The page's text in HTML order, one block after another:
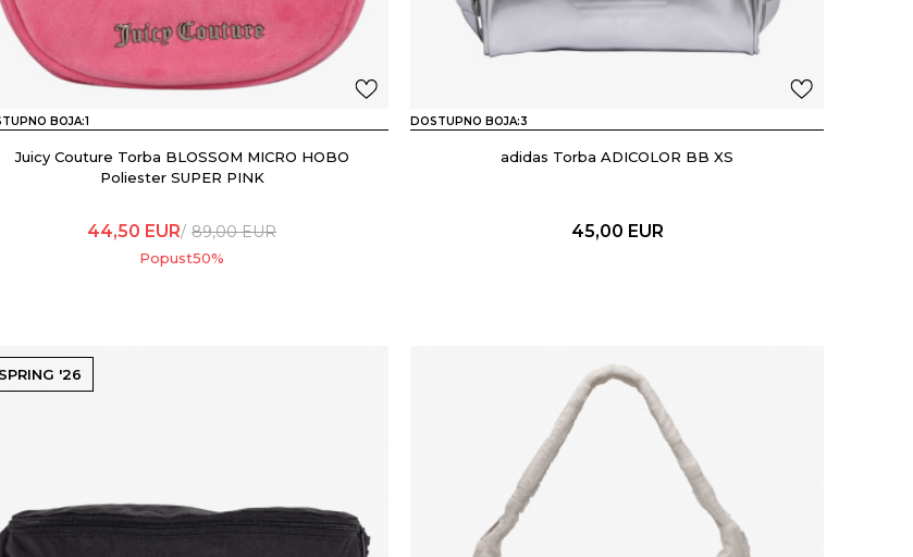
BOJA:1
Juicy Couture Torba BLOSSOM MICRO HOBO
Poliester SUPER PINK
44,50 EUR 89,00EUR
Popust50%
DOSTUPNO BOJA:3
adidas Torba ADICOLOR BB XS
45,00 EUR
SPRING '26